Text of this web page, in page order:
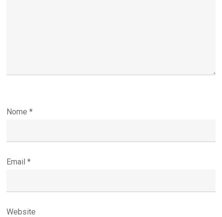
Nome*
Email*
Website